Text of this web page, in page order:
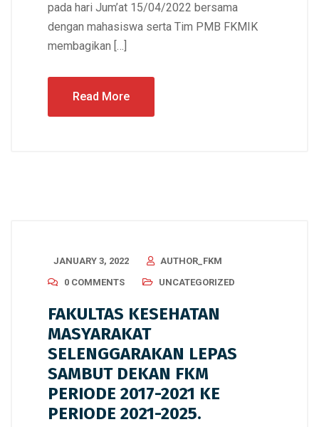
pada hari Jum’at 15/04/2022 bersama
dengan mahasiswa serta Tim PMB FKMIK
membagikan […]
Read More
JANUARY 3, 2022
AUTHOR_FKM
0 COMMENTS
UNCATEGORIZED
FAKULTAS KESEHATAN
MASYARAKAT
SELENGGARAKAN LEPAS
SAMBUT DEKAN FKM
PERIODE 2017-2021 KE
PERIODE 2021-2025.